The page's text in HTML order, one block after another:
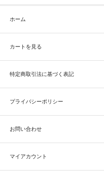
ホーム
カートを見る
特定商取引法に基づく表記
プライバシーポリシー
お問い合わせ
マイアカウント